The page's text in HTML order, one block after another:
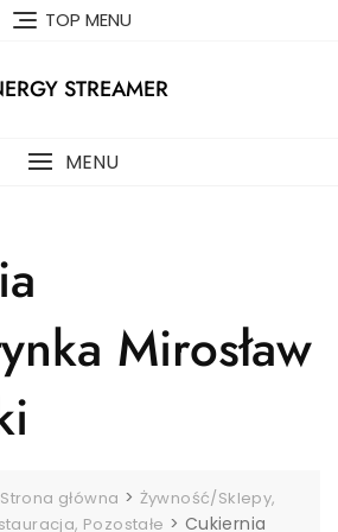
TOP MENU
STREAMER
MENU
Mirosław
Strona główna > Żywność/Sklepy,
Pozostałe > Cukiernia